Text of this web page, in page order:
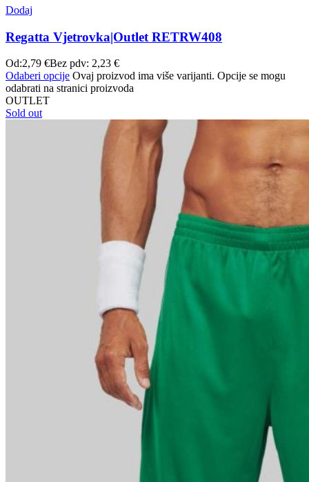
Dodaj
Regatta Vjetrovka|Outlet RETRW408
Od:2,79 €Bez pdv: 2,23 €
Odaberi opcije Ovaj proizvod ima više varijanti. Opcije se mogu
odabrati na stranici proizvoda
OUTLET
Sold out